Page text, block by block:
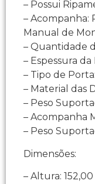
– Possui
– Acompanha:
Manual de
– Quantidade
– Espessura
– Tipo de
– Material das
– Peso
– Acompanha
– Peso
Dimensões:
– Altura: